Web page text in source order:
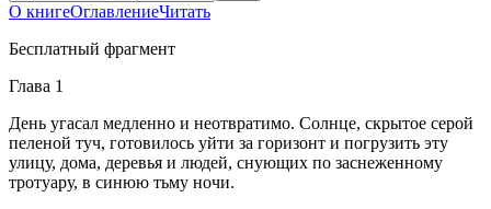
О книгеОглавлениеЧитать
Бесплатный фрагмент
Глава 1
День угасал медленно и неотвратимо. Солнце, скрытое серой
пеленой туч, готовилось уйти за горизонт и погрузить эту
улицу, дома, деревья и людей, снующих по заснеженному
тротуару, в синюю тьму ночи.